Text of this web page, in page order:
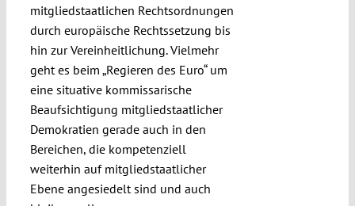
mitgliedstaatlichen Rechtsordnungen
durch europäische Rechtssetzung bis
hin zur Vereinheitlichung. Vielmehr
geht es beim „Regieren des Euro“ um
eine situative kommissarische
Beaufsichtigung mitgliedstaatlicher
Demokratien gerade auch in den
Bereichen, die kompetenziell
weiterhin auf mitgliedstaatlicher
Ebene angesiedelt sind und auch